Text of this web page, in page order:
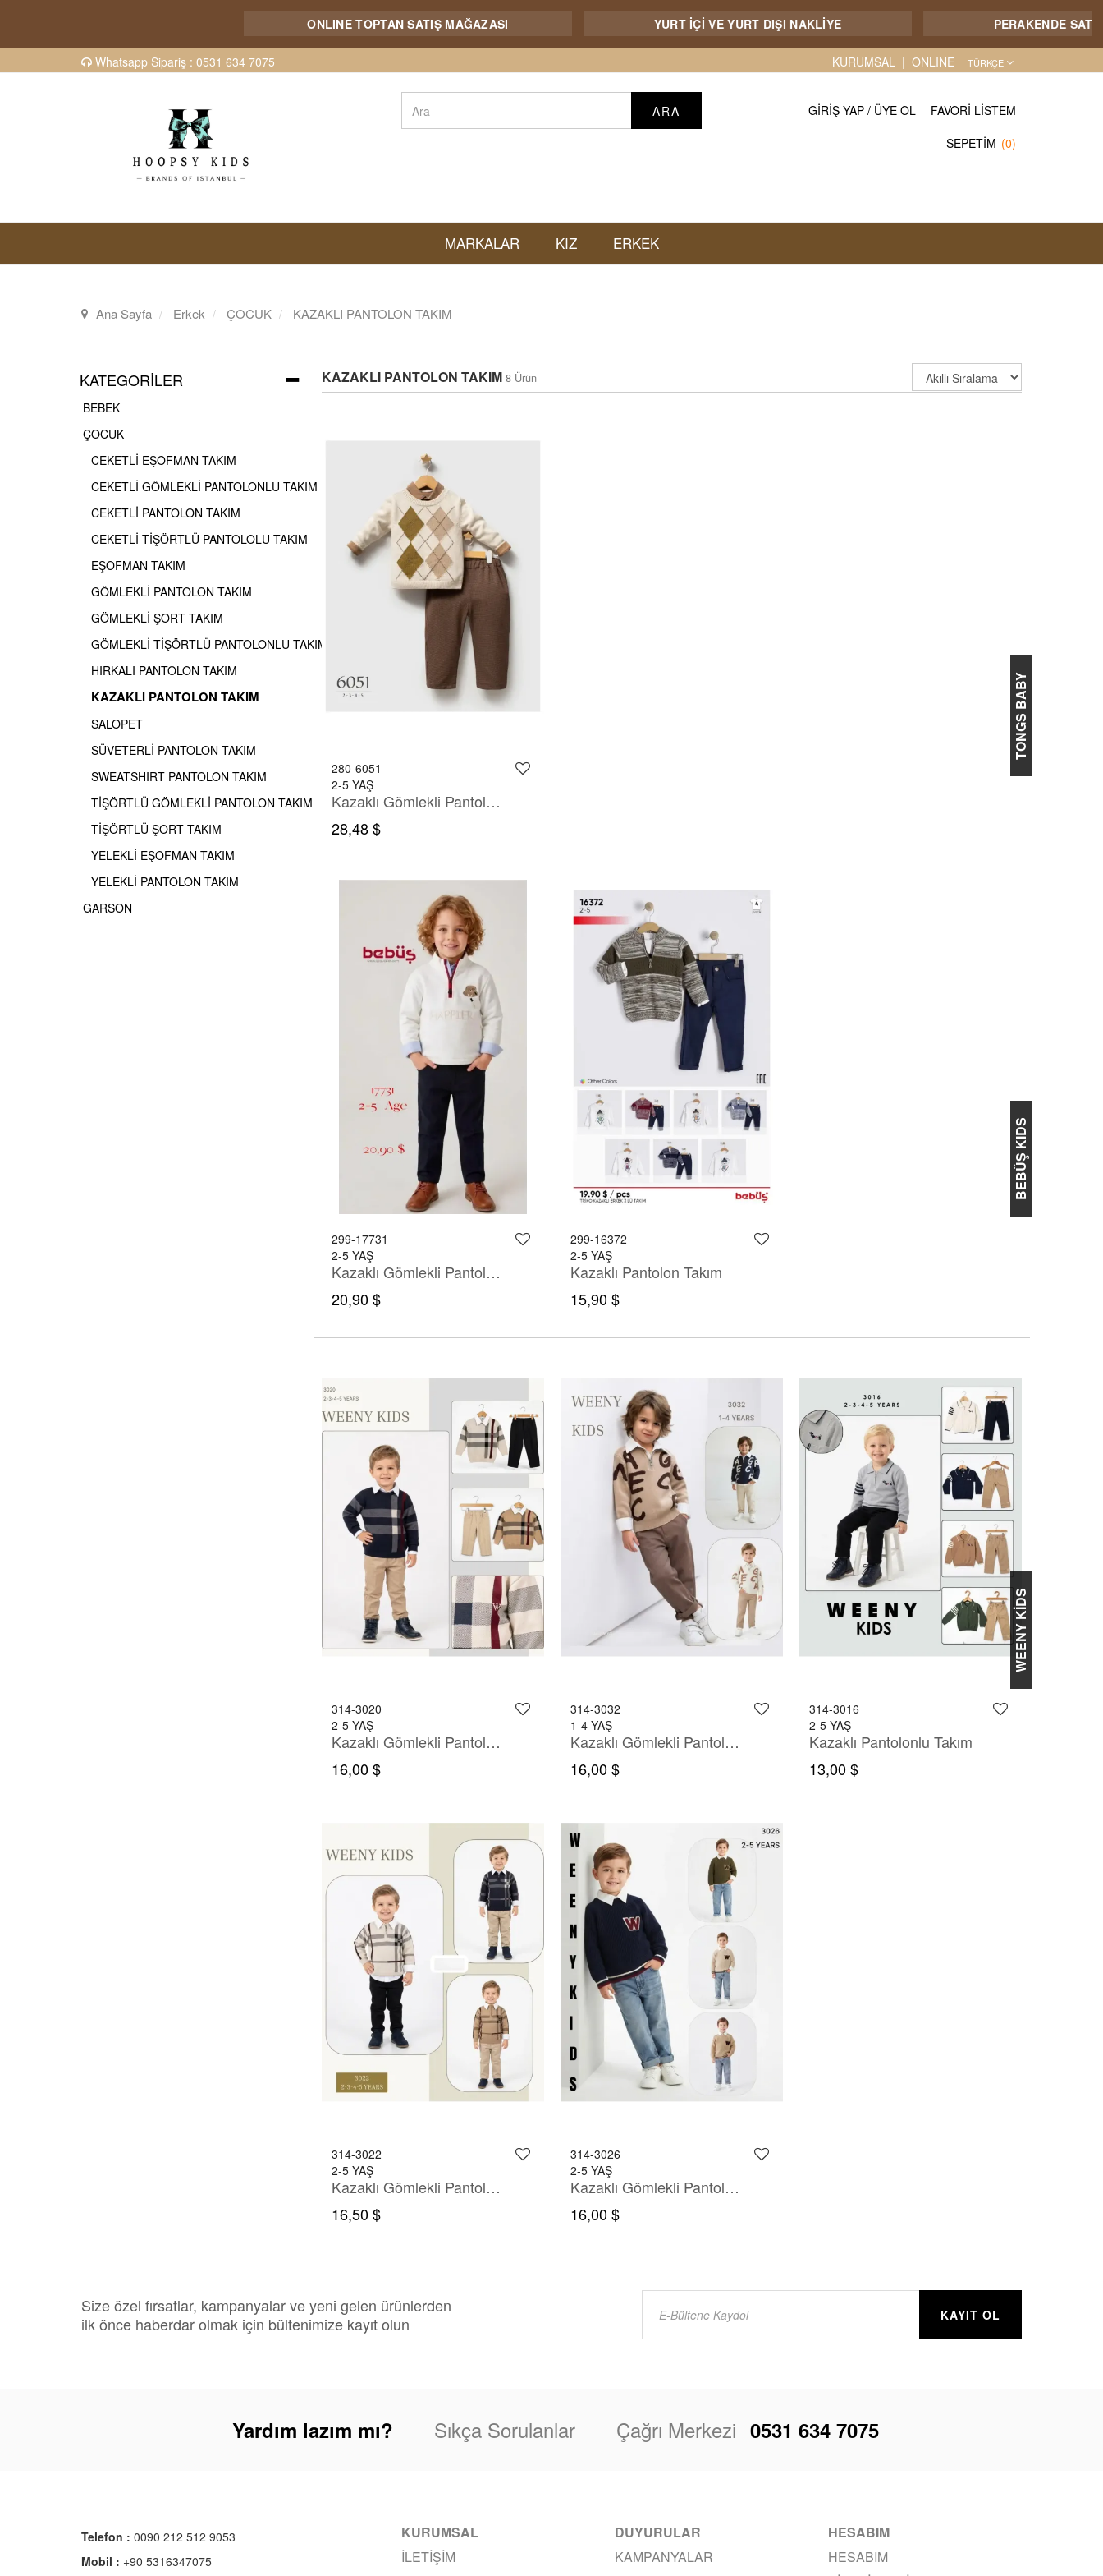
ONLINE TOPTAN SATIŞ MAĞAZASI YURT İÇİ VE YURT DIŞI NAKLİYE PERAKENDE SATIŞIMIZ
Whatsapp Sipariş : 0531 634 7075 KURUMSAL ONLINE TÜRKÇE
ARA GIRIŞ YAP / ÜYE OL
FAVORI LISTEM
SEPETIM (0)
MARKALAR KIZ ERKEK
Ana Sayfa Erkek ÇOCUK KAZAKLI PANTOLON TAKIM
KATEGORILER
BEBEK
ÇOCUK
CEKETLİ EŞOFMAN TAKIM
CEKETLİ GÖMLEKLİ PANTOLONLU TAKIM
CEKETLİ PANTOLON TAKIM
CEKETLİ TİŞÖRTLÜ PANTOLOLU TAKIM
EŞOFMAN TAKIM
GÖMLEKLİ PANTOLON TAKIM
GÖMLEKLİ ŞORT TAKIM
GÖMLEKLİ TİŞÖRTLÜ PANTOLONLU TAKIM
HIRKALI PANTOLON TAKIM
KAZAKLI PANTOLON TAKIM
SALOPET
SÜVETERLİ PANTOLON TAKIM
SWEATSHIRT PANTOLON TAKIM
TİŞÖRTLÜ GÖMLEKLİ PANTOLON TAKIM
TİŞÖRTLÜ ŞORT TAKIM
YELEKLİ EŞOFMAN TAKIM
YELEKLİ PANTOLON TAKIM
GARSON
KAZAKLI PANTOLON TAKIM 8 Ürün
TONGS BABY
280-6051
2-5 YAŞ
Kazaklı Gömlekli Pantolonlu Takım
28,48 $
BEBÜŞ KIDS
299-17731
2-5 YAŞ
Kazaklı Gömlekli Pantolonlu Takım
20,90 $
299-16372
2-5 YAŞ
Kazaklı Pantolon Takım
15,90 $
WEENY KİDS
314-3020
2-5 YAŞ
Kazaklı Gömlekli Pantolonlu Takım
16,00 $
314-3032
1-4 YAŞ
Kazaklı Gömlekli Pantolonlu Takım
16,00 $
314-3016
2-5 YAŞ
Kazaklı Pantolonlu Takım
13,00 $
314-3022
2-5 YAŞ
Kazaklı Gömlekli Pantolonlu Takım
16,50 $
314-3026
2-5 YAŞ
Kazaklı Gömlekli Pantolonlu Takım
16,00 $
Size özel fırsatlar, kampanyalar ve yeni gelen ürünlerden
ilk önce haberdar olmak için bültenimize kayıt olun
KAYIT OL
Yardım lazım mı? Sıkça Sorulanlar Çağrı Merkezi 0531 634 7075
Telefon : 0090 212 512 9053
Mobil : +90 5316347075
KURUMSAL
İLETIŞIM
DUYURULAR
KAMPANYALAR
HESABIM
HESABIM